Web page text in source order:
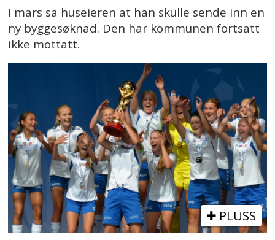
I mars sa huseieren at han skulle sende inn en
ny byggesøknad. Den har kommunen fortsatt
ikke mottatt.
PLUSS